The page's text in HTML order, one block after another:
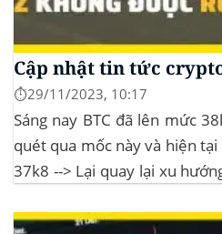
Cập nhật tin tức
⏱️29/11/2023, 10:17
Sáng nay BTC đã lên mức
quét qua mốc này và hiện
37k8 --> Lại quay lại xu
giảmPhân tích chỉ báo